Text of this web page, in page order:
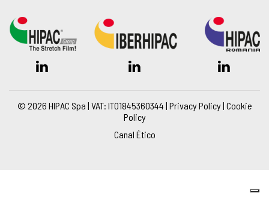
© 2026 HIPAC Spa | VAT: IT01845360344 | Privacy Policy| Cookie
Policy
Canal Ético